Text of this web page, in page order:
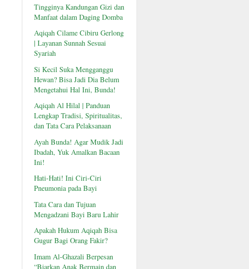
Tingginya Kandungan Gizi dan
Manfaat dalam Daging Domba
Aqiqah Cilame Cibiru Gerlong
| Layanan Sunnah Sesuai
Syariah
Si Kecil Suka Mengganggu
Hewan? Bisa Jadi Dia Belum
Mengetahui Hal Ini, Bunda!
Aqiqah Al Hilal | Panduan
Lengkap Tradisi, Spiritualitas,
dan Tata Cara Pelaksanaan
Ayah Bunda! Agar Mudik Jadi
Ibadah, Yuk Amalkan Bacaan
Ini!
Hati-Hati! Ini Ciri-Ciri
Pneumonia pada Bayi
Tata Cara dan Tujuan
Mengadzani Bayi Baru Lahir
Apakah Hukum Aqiqah Bisa
Gugur Bagi Orang Fakir?
Imam Al-Ghazali Berpesan
“Biarkan Anak Bermain dan